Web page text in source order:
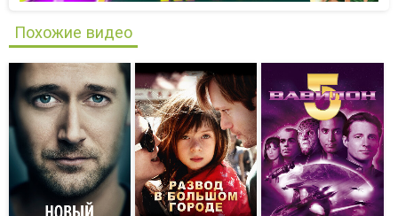
Похожие видео